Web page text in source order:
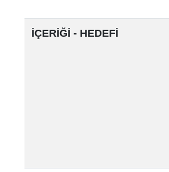
İÇERİĞİ - HEDEFİ